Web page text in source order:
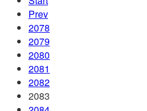
Prev
2078
2079
2080
2081
2082
2083